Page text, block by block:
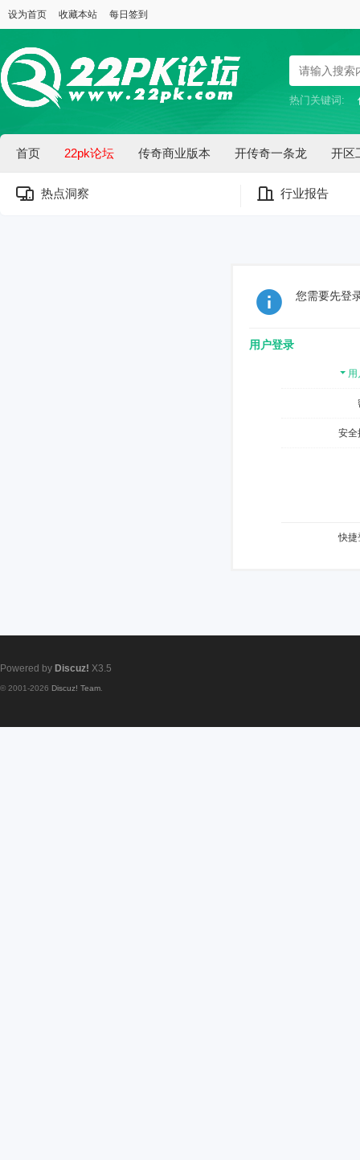
设为首页 收藏本站 每日签到
热门关键词:
首页 22pk论坛 传奇商业版本 开传奇一条龙 开区
热点洞察 行业报告
您需要先登
用户登录
用
安全
快捷
Powered by Discuz! X3.5
© 2001-2026 Discuz! Team